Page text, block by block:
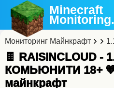
Minecraft
Monitoring
Мониторинг Майнкрафт
🍫 RAISINCLOUD -
КОМЬЮНИТИ 18+
майнкрафт